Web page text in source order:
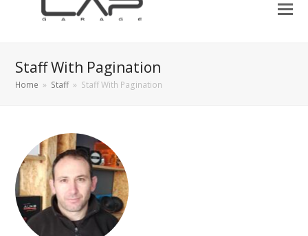
Staff With Pagination
Home » Staff » Staff With Pagination